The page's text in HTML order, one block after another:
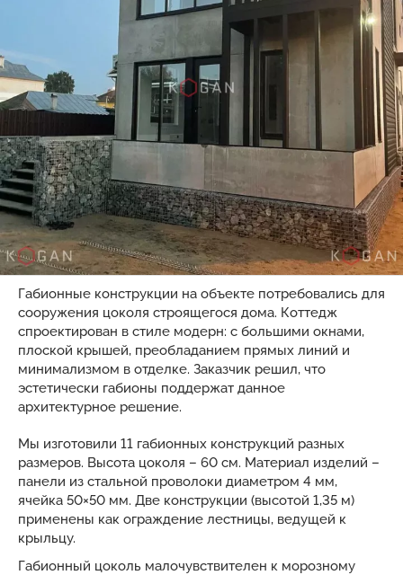
Габионные конструкции на объекте потребовались для
сооружения цоколя строящегося дома. Коттедж
спроектирован в стиле модерн: с большими окнами,
плоской крышей, преобладанием прямых линий и
минимализмом в отделке. Заказчик решил, что
эстетически габионы поддержат данное
архитектурное решение.
Мы изготовили 11 габионных конструкций разных
размеров. Высота цоколя – 60 см. Материал изделий –
панели из стальной проволоки диаметром 4 мм,
ячейка 50×50 мм. Две конструкции (высотой 1,35 м)
применены как ограждение лестницы, ведущей к
крыльцу.
Габионный цоколь малочувствителен к морозному